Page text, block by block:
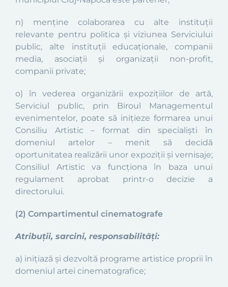
n) menține colaborarea cu alte instituții
relevante pentru politica și viziunea Serviciului
public, alte instituții educaționale, companii
media, asociații și organizații non-profit,
companii private;
o) în vederea organizării expozițiilor de artă,
Serviciul public, prin Biroul Managementul
evenimentelor, poate să inițieze formarea unui
Consiliu Artistic – format din specialiști în
domeniul artelor – menit să decidă
oportunitatea realizării unor expoziții și vernisaje;
Consiliul Artistic va funcționa în baza unui
regulament aprobat printr-o decizie a
directorului.
(2) Compartimentul cinematografe
Atribuții, sarcini, responsabilități:
a) inițiază și dezvoltă programe artistice proprii în
domeniul artei cinematografice;